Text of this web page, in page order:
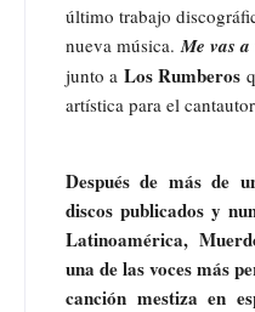
último trabajo
nueva música. Me vas
junto a Los Rumberos
artística para el
Después de más de
discos publicados y
Latinoamérica,
una de las voces más
canción mestiza en